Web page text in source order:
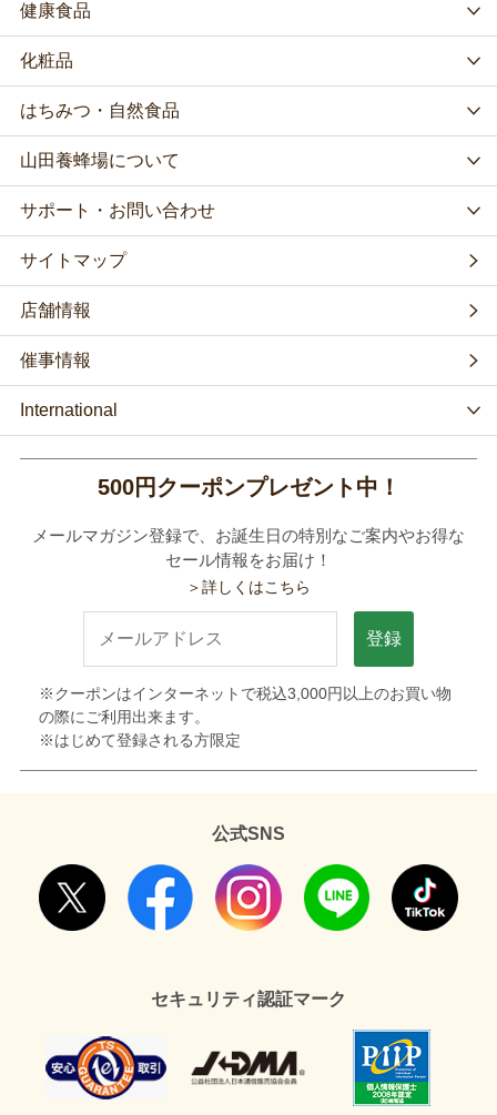
健康食品
化粧品
はちみつ・自然食品
山田養蜂場について
サポート・お問い合わせ
サイトマップ
店舗情報
催事情報
International
500円クーポンプレゼント中！
メールマガジン登録で、お誕生日の特別なご案内やお得な
セール情報をお届け！
＞詳しくはこちら
登録
※クーポンはインターネットで税込3,000円以上のお買い物
の際にご利用出来ます。
※はじめて登録される方限定
公式SNS
セキュリティ認証マーク